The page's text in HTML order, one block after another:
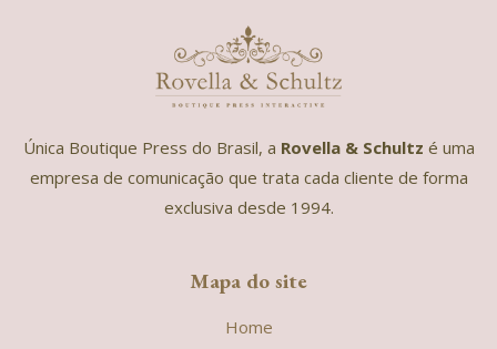
Única Boutique Press do Brasil, a Rovella & Schultz é uma
empresa de comunicação que trata cada cliente de forma
exclusiva desde 1994.
Mapa do site
Home